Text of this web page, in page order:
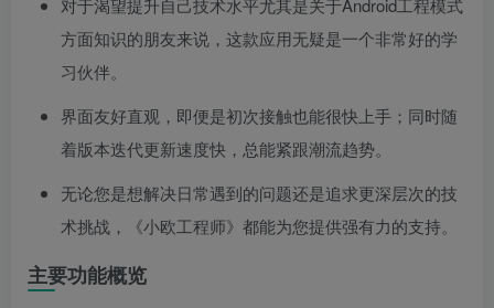
方面知识的朋友来说，这款应用无疑是一个非常好的学
习伙伴。
界面友好直观，即便是初次接触也能很快上手；同时随
着版本迭代更新速度快，总能紧跟潮流趋势。
无论您是想解决日常遇到的问题还是追求更深层次的技
术挑战，《小欧工程师》都能为您提供强有力的支持。
主要功能概览